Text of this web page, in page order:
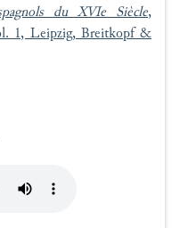
du XVIe Siècle,
1, Leipzig, Breitkopf &